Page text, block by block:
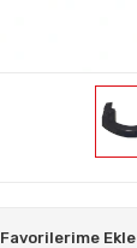
Favorilerime Ekle